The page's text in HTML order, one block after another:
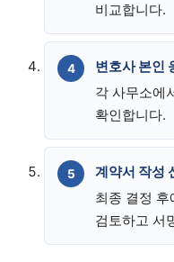
비교합니다.
변호사 본인
각 사무소에
확인합니다.
계약서 작성
최종 결정 후
검토하고 서